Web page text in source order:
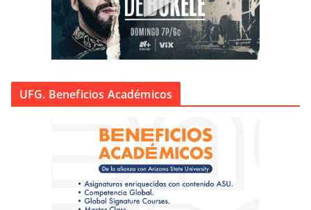
UFG. Beneficios Académicos